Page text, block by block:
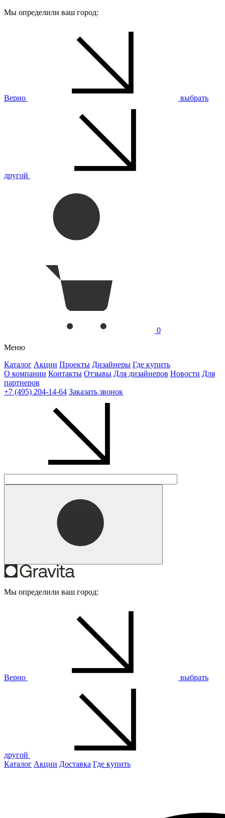
Мы определили ваш город:
Верно выбрать
другой
0
Меню
Каталог Акции Проекты Дизайнеры Где купить
О компании Контакты Отзывы Для дизайнеров Новости Для
партнеров
+7 (495) 204-14-64 Заказать звонок
Мы определили ваш город:
Верно выбрать
другой
Каталог Акции Доставка Где купить